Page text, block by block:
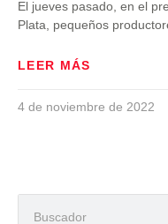
El jueves pasado, en el
Plata, pequeños
LEER MÁS
4 de noviembre de 2022